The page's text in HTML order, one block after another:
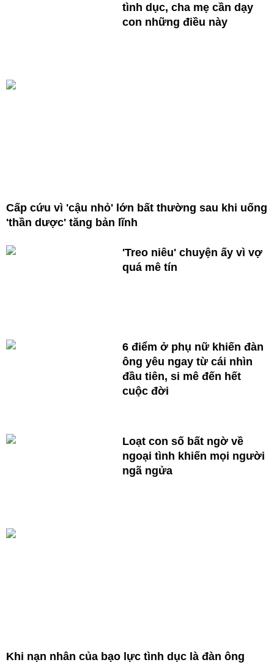
tình dục, cha mẹ cần dạy
con những điều này
Cấp cứu vì 'cậu nhỏ' lớn bất thường sau khi uống
'thần dược' tăng bản lĩnh
'Treo niêu' chuyện ấy vì vợ
quá mê tín
6 điểm ở phụ nữ khiến đàn
ông yêu ngay từ cái nhìn
đầu tiên, si mê đến hết
cuộc đời
Loạt con số bất ngờ về
ngoại tình khiến mọi người
ngã ngửa
Khi nạn nhân của bạo lực tình dục là đàn ông